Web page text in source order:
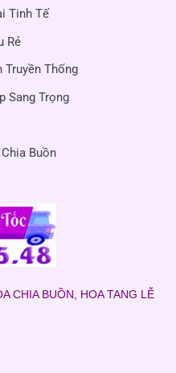
Tinh Tế
Rẻ
Thống
Sang Trọng
Buồn
CHIA BUỒN, HOA TANG LỄ